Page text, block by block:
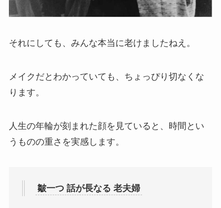
それにしても、みんな本当に老けましたねえ。
メイクだとわかっていても、ちょっぴり切なくな
ります。
人生の年輪が刻まれた顔を見ていると、時間とい
うものの重さを実感します。
皺一つ 話が長なる 老夫婦